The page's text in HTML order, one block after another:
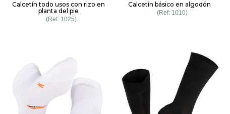
Calcetín todo usos con rizo en
planta del pie
1025
Calcetín básico en algodón
1010